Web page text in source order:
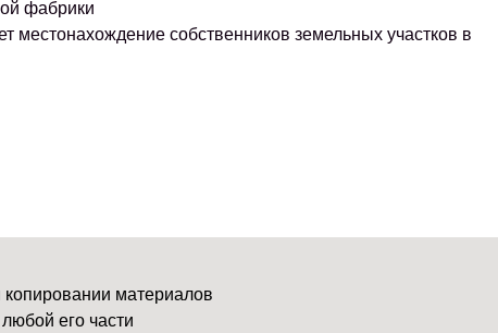
фабрики
местонахождение собственников земельных участков в
материалов
его части